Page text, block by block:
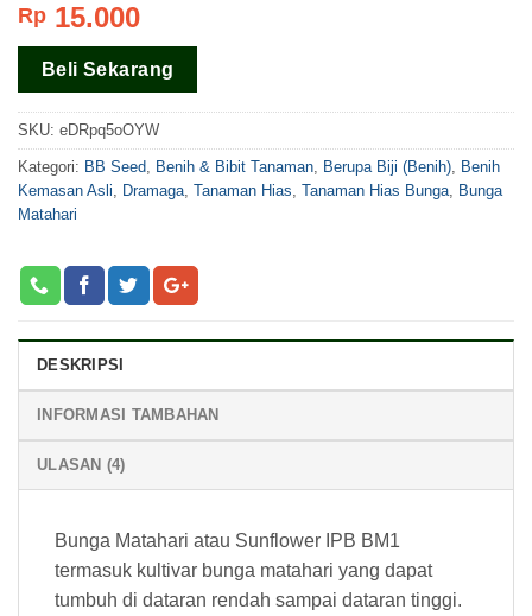
dari 5
pelanggan
Rp 15.000
Beli Sekarang
SKU: eDRpq5oOYW
Kategori: BB Seed Benih & Bibit Tanaman Berupa Biji (Benih) Benih
Kemasan Asli
Dramaga Tanaman Hias Tanaman Hias Bunga Bunga
Matahari
DESKRIPSI
INFORMASI TAMBAHAN
ULASAN (4)
Bunga Matahari atau Sunflower IPB BM1
termasuk kultivar bunga matahari yang dapat
tumbuh di dataran rendah sampai dataran tinggi.